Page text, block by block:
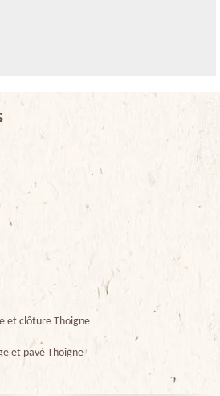
et clôture Thoigne
et pavé Thoigne